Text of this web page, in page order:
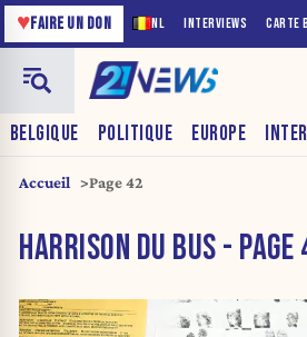
NL INTERVIEWS CARTE
♥FAIRE UN DON
BELGIQUE POLITIQUE EUROPE
Accueil Page 42
HARRISON DU BUS - PAGE